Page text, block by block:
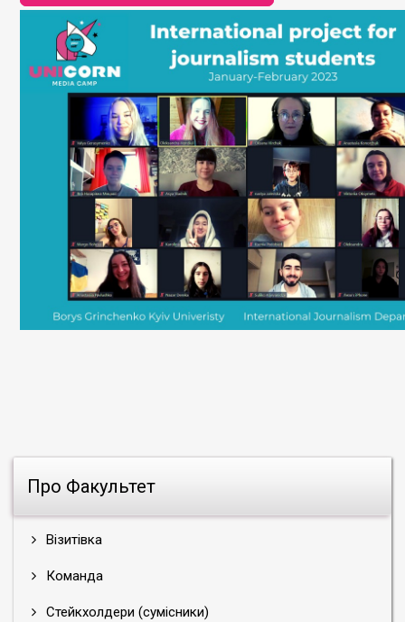
Про Факультет
Візитівка
Команда
Стейкхолдери (сумісники)